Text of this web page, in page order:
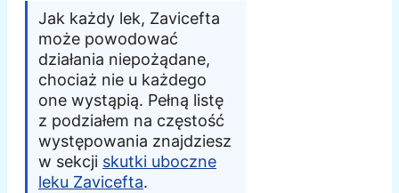
Jak każdy lek, Zavicefta
może powodować
działania niepożądane,
chociaż nie u każdego
one wystąpią. Pełną listę
z podziałem na częstość
występowania znajdziesz
w sekcji skutki uboczne
leku Zavicefta.